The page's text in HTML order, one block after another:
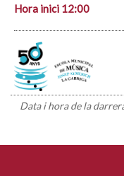
Hora inici 12:00
Data i hora de la